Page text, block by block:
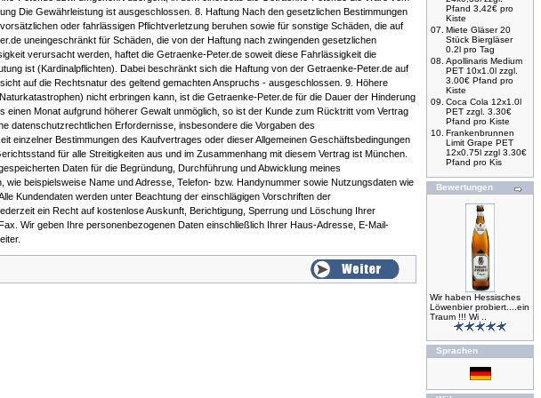
Die Gewährleistung ist ausgeschlossen. 8. Haftung Nach den gesetzlichen Bestimmungen
oder fahrlässigen Pflichtverletzung beruhen sowie für sonstige Schäden, die auf
uneingeschränkt für Schäden, die von der Haftung nach zwingenden gesetzlichen
verursacht werden, haftet die Getraenke-Peter.de soweit diese Fahrlässigkeit die
ist (Kardinalpflichten). Dabei beschränkt sich die Haftung von der Getraenke-Peter.de auf
auf die Rechtsnatur des geltend gemachten Anspruchs - ausgeschlossen. 9. Höhere
nicht erbringen kann, ist die Getraenke-Peter.de für die Dauer der Hinderung
Monat aufgrund höherer Gewalt unmöglich, so ist der Kunde zum Rücktritt vom Vertrag
datenschutzrechtlichen Erfordernisse, insbesondere die Vorgaben des
einzelner Bestimmungen des Kaufvertrages oder dieser Allgemeinen Geschäftsbedingungen
für alle Streitigkeiten aus und im Zusammenhang mit diesem Vertrag ist München.
Daten für die Begründung, Durchführung und Abwicklung meines
beispielsweise Name und Adresse, Telefon- bzw. Handynummer sowie Nutzungsdaten wie
Kundendaten werden unter Beachtung der einschlägigen Vorschriften der
ein Recht auf kostenlose Auskunft, Berichtigung, Sperrung und Löschung Ihrer
Wir geben Ihre personenbezogenen Daten einschließlich Ihrer Haus-Adresse, E-Mail-
Pfand 3,42€ pro
Kiste
07. Miete Gläser 20
Stück Biergläser
0.2l pro Tag
08. Apollinaris Medium
PET 10x1.0l zzgl.
3.00€ Pfand pro
Kiste
09. Coca Cola 12x1.0l
PET zzgl. 3.30€
Pfand pro Kiste
10. Frankenbrunnen
Limit Grape PET
12x0.75l zzgl 3.30€
Pfand pro Kis
Bewertungen
Wir haben Hessisches
Löwenbier probiert....ein
Traum !!! Wi ..
Sprachen